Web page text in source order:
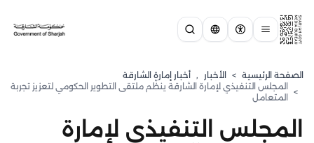
الصفحة الرئيسية > الأخبار , أخبار إمارة الشارقة
>
المجلس التنفيذي لإمارة الشارقة ينظّم ملتقى التطوير الحكومي لتعزيز تجربة
المتعامل
المجلس التنفيذي لإمارة